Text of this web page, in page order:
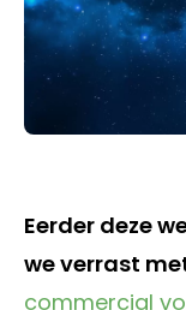
Eerder deze
we verrast
commercial